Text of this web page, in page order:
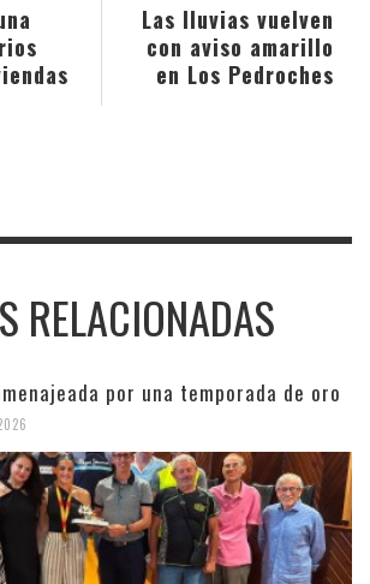
Las lluvias vuelven
con aviso amarillo
en Los Pedroches
RELACIONADAS
por una temporada de oro